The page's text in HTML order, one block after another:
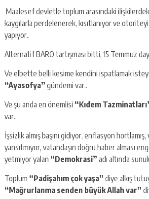
Maalesef devletle toplum arasındaki
kaygılarla perdelenerek, kısıtlanıyor ve otoriteyi
yapıyor..
Alternatif BARO tartışması bitti, 15 Temmuz
Ve elbette belli kesime kendini ispatlamak
“Ayasofya” gündemi var..
Ve şu anda en önemlisi “Kıdem
var..
İşsizlik almış başını gidiyor, enflasyon
yansıtmıyor, vatandaşın doğru haber alması
yetmiyor yalan “Demokrasi” adı altında
Toplum “Padişahım çok yaşa” diye alkış
“Mağrurlanma senden büyük Allah var”